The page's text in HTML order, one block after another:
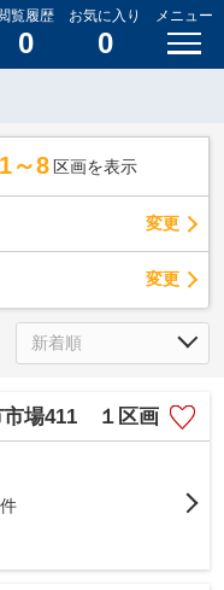
覧履歴
0
お気に入り
0
メニュー
1～8 区画を表示
変更
変更
市場411 １区画